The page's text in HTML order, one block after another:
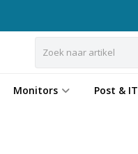
Monitors Post & IT